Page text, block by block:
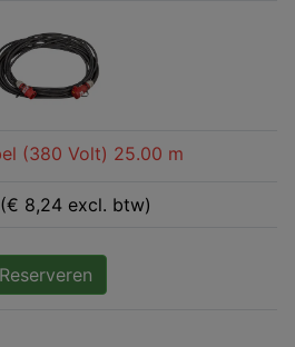
(380 Volt) 25.00 m
8,24 excl. btw)
Reserveren